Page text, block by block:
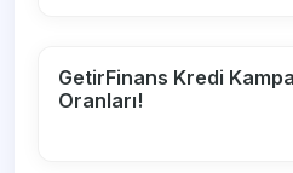
GetirFinans Kredi
Oranları!